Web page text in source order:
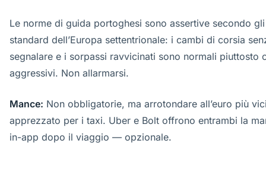
Le norme di guida portoghesi sono assertive secondo gli
standard dell’Europa settentrionale: i cambi di corsia
segnalare e i sorpassi ravvicinati sono normali piuttosto
aggressivi. Non allarmarsi.
Mance: Non obbligatorie, ma arrotondare all’euro più
apprezzato per i taxi. Uber e Bolt offrono entrambi la
in-app dopo il viaggio — opzionale.